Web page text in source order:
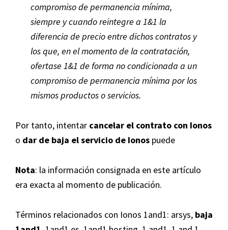
compromiso de permanencia mínima,
siempre y cuando reintegre a 1&1 la
diferencia de precio entre dichos contratos y
los que, en el momento de la contratación,
ofertase 1&1 de forma no condicionada a un
compromiso de permanencia mínima por los
mismos productos o servicios.
Por tanto, intentar cancelar el contrato con Ionos
o dar de baja el servicio de Ionos puede
Nota: la información consignada en este artículo
era exacta al momento de publicación.
Términos relacionados con Ionos 1and1: arsys, baja